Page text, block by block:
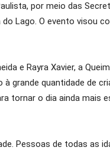
por meio das
do Lago. O evento visou
e Rayra Xavier, a
grande quantidade de
o dia ainda mais
Pessoas de todas as